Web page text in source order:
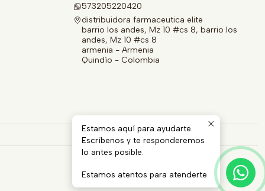
573205220420
distribuidora farmaceutica elite
barrio los andes, Mz 10 #cs 8, barrio los
andes, Mz 10 #cs 8
armenia - Armenia
Quindío - Colombia
Estamos aquí para ayudarte.
Escríbenos y te responderemos
lo antes posible.
Estamos atentos para atenderte